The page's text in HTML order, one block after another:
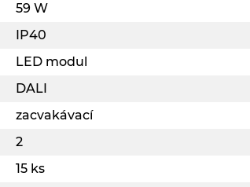
59 W
IP40
LED modul
DALI
zacvakávací
2
15 ks